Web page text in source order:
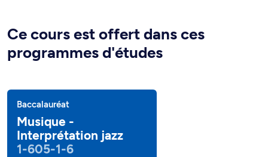
Ce cours est offert dans ces
programmes d'études
Baccalauréat
Musique -
Interprétation jazz
1-605-1-6